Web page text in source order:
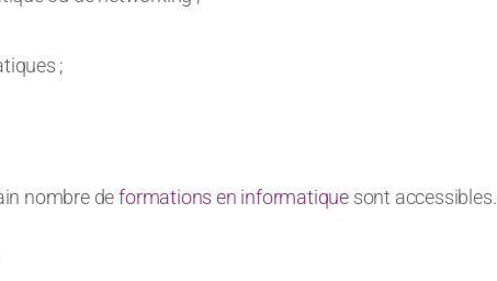
;
nombre deformations en informatiquesont accessibles.